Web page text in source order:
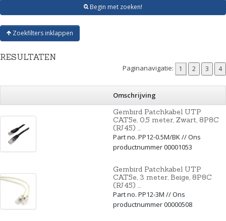
Begin met zoeken!
Zoekfilters inklappen
RESULTATEN
Paginanavigatie:
Omschrijving
Gembird Patchkabel UTP
CAT5e, 0,5 meter, Zwart, 8P8C
(RJ45) ...
Part no. PP12-0.5M/BK // Ons
productnummer 00001053
Gembird Patchkabel UTP
CAT5e, 3 meter, Beige, 8P8C
(RJ45) ...
Part no. PP12-3M // Ons
productnummer 00000508